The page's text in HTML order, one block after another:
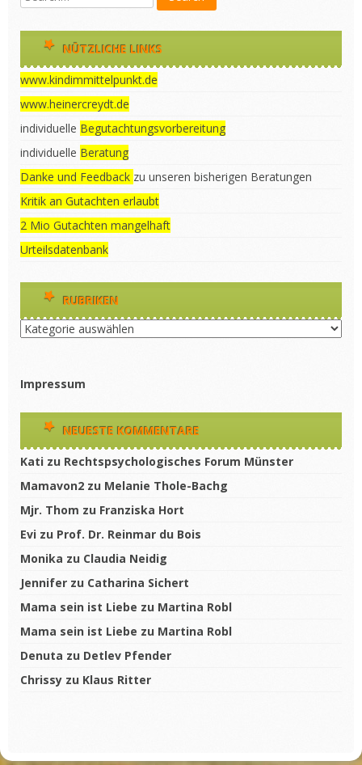
NÜTZLICHE LINKS
www.kindimmittelpunkt.de
www.heinercreydt.de
individuelle Begutachtungsvorbereitung
individuelle Beratung
Danke und Feedback zu unseren bisherigen Beratungen
Kritik an Gutachten erlaubt
2 Mio Gutachten mangelhaft
Urteilsdatenbank
RUBRIKEN
Rubriken
Impressum
NEUESTE KOMMENTARE
Kati zu Rechtspsychologisches Forum Münster
Mamavon2 zu Melanie Thole-Bachg
Mjr. Thom zu Franziska Hort
Evi zu Prof. Dr. Reinmar du Bois
Monika zu Claudia Neidig
Jennifer zu Catharina Sichert
Mama sein ist Liebe zu Martina Robl
Mama sein ist Liebe zu Martina Robl
Denuta zu Detlev Pfender
Chrissy zu Klaus Ritter